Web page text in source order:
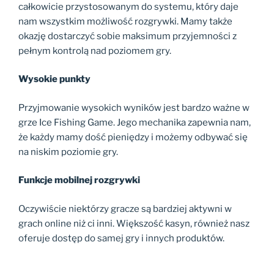
całkowicie przystosowanym do systemu, który daje
nam wszystkim możliwość rozgrywki. Mamy także
okazję dostarczyć sobie maksimum przyjemności z
pełnym kontrolą nad poziomem gry.
Wysokie punkty
Przyjmowanie wysokich wyników jest bardzo ważne w
grze Ice Fishing Game. Jego mechanika zapewnia nam,
że każdy mamy dość pieniędzy i możemy odbywać się
na niskim poziomie gry.
Funkcje mobilnej rozgrywki
Oczywiście niektórzy gracze są bardziej aktywni w
grach online niż ci inni. Większość kasyn, również nasz
oferuje dostęp do samej gry i innych produktów.